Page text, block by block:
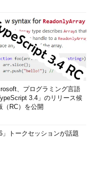
ャリアの提案に努めてい
「次回」へ
、プログラミング言語
3.4」のリリース候
（RC）を公開
」トークセッションが話題